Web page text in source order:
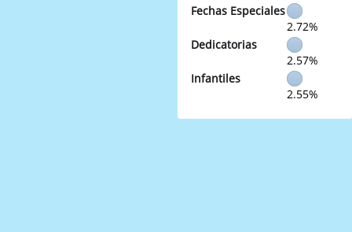
Fechas Especiales
2.72%
Dedicatorias
2.57%
Infantiles
2.55%